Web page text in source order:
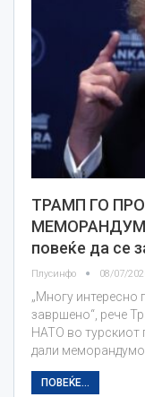
ТРАМП ГО
повеќе да се
Плусинфо 08/07/
„Многу
завршено“, рече
НАТО во турскиот
дали
ПОВЕЌЕ...